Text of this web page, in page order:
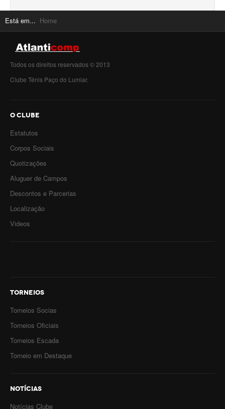
Está em... Home
Todos os direitos reservados © 2013
Clube Ténis Paço do Lumiar.
O CLUBE
Estatutos
Corpos Sociais
Quotizações
Aluguer de Campos
Descontos e Parcerias
Localização
Videos
TORNEIOS
Torneios Socias
Torneios Oficiais
Torneios Escada
Torneio em Destaque
NOTÍCIAS
Notícias Clube